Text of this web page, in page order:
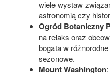
wiele wystaw
astronomią czy
Ogród Botaniczny
na relaks oraz
bogata w
sezonowe.
Mount Washington